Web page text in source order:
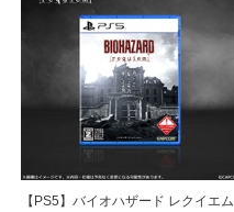
【PS5】バイオハザード レクイエム